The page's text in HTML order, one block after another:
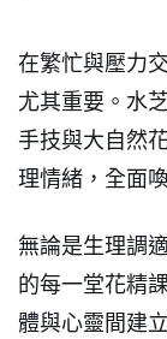
在繁忙與壓力
尤其重要。水
手技與大自然
理情緒，全面
無論是生理調
的每一堂花精
體與心靈間建